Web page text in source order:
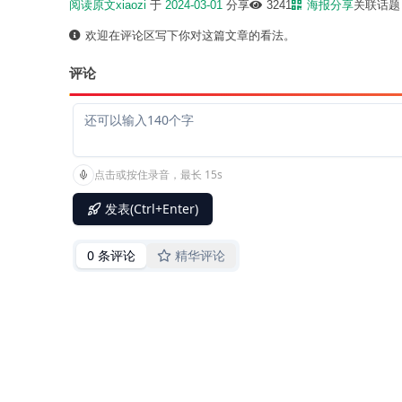
阅读原文xiaozi 于 2024-03-01 分享 3241 海报分享关联话题
欢迎在评论区写下你对这篇文章的看法。
评论